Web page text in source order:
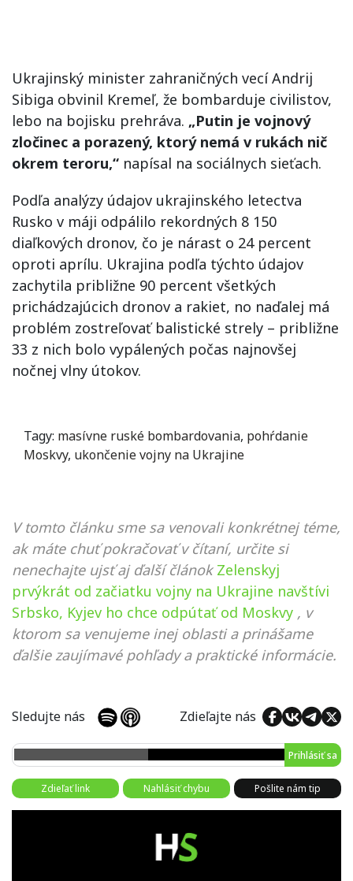
Ukrajinský minister zahraničných vecí Andrij
Sibiga obvinil Kremeľ, že bombarduje civilistov,
lebo na bojisku prehráva. „Putin je vojnový
zločinec a porazený, ktorý nemá v rukách nič
okrem teroru,“ napísal na sociálnych sieťach.
Podľa analýzy údajov ukrajinského letectva
Rusko v máji odpálilo rekordných 8 150
diaľkových dronov, čo je nárast o 24 percent
oproti aprílu. Ukrajina podľa týchto údajov
zachytila približne 90 percent všetkých
prichádzajúcich dronov a rakiet, no naďalej má
problém zostreľovať balistické strely – približne
33 z nich bolo vypálených počas najnovšej
nočnej vlny útokov.
Tagy: masívne ruské bombardovania, pohŕdanie
Moskvy, ukončenie vojny na Ukrajine
V tomto článku sme sa venovali konkrétnej téme,
ak máte chuť pokračovať v čítaní, určite si
nenechajte ujsť aj ďalší článok Zelenskyj
prvýkrát od začiatku vojny na Ukrajine navštívi
Srbsko, Kyjev ho chce odpútať od Moskvy , v
ktorom sa venujeme inej oblasti a prinášame
ďalšie zaujímavé pohľady a praktické informácie.
Sledujte nás Zdieľajte nás
Prihlásiť sa
Zdieľať link Nahlásiť chybu Pošlite nám tip